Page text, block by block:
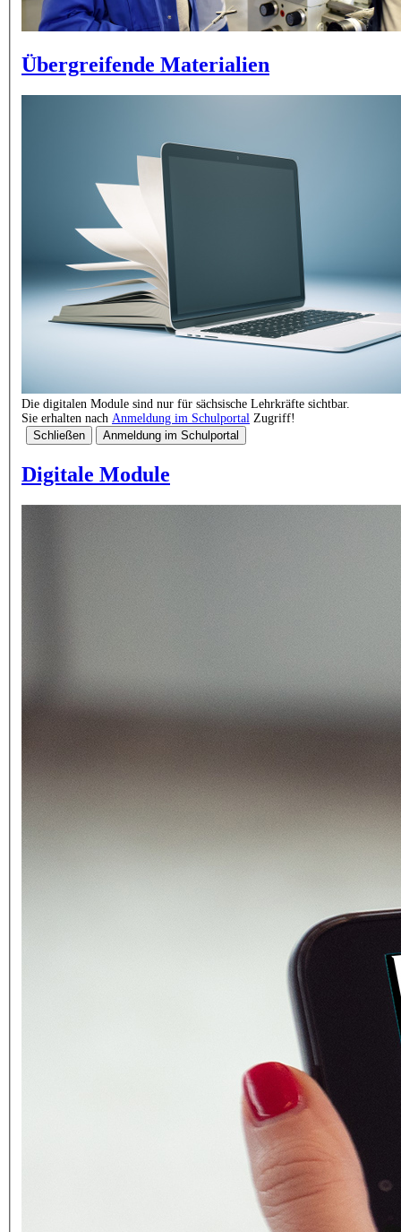
Übergreifende Materialien
Die digitalen Module sind nur für sächsische Lehrkräfte sichtbar.
Sie erhalten nach Anmeldung im Schulportal Zugriff!
Schließen
Anmeldung im Schulportal
Digitale Module